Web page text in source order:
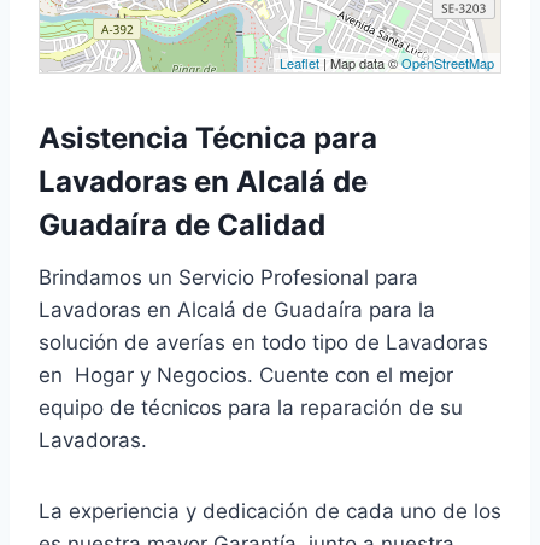
Leaflet | Map data ©OpenStreetMap
Asistencia Técnica para
Lavadoras en Alcalá de
Guadaíra de Calidad
Brindamos un Servicio Profesional para
Lavadoras en Alcalá de Guadaíra para la
solución de averías en todo tipo de Lavadoras
en Hogar y Negocios. Cuente con el mejor
equipo de técnicos para la reparación de su
Lavadoras.
La experiencia y dedicación de cada uno de los